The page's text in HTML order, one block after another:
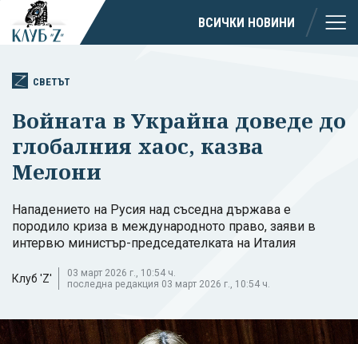
ВСИЧКИ НОВИНИ
СВЕТЪТ
Войната в Украйна доведе до
глобалния хаос, казва
Мелони
Нападението на Русия над съседна държава е
породило криза в международното право, заяви в
интервю министър-председателката на Италия
Клуб 'Z'
03 март 2026 г., 10:54 ч.
последна редакция 03 март 2026 г., 10:54 ч.